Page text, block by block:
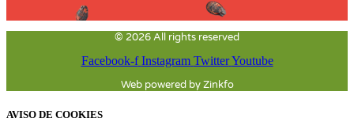
© 2026 All rights reserved
Facebook-f Instagram Twitter Youtube
Web powered by Zinkfo
AVISO DE COOKIES